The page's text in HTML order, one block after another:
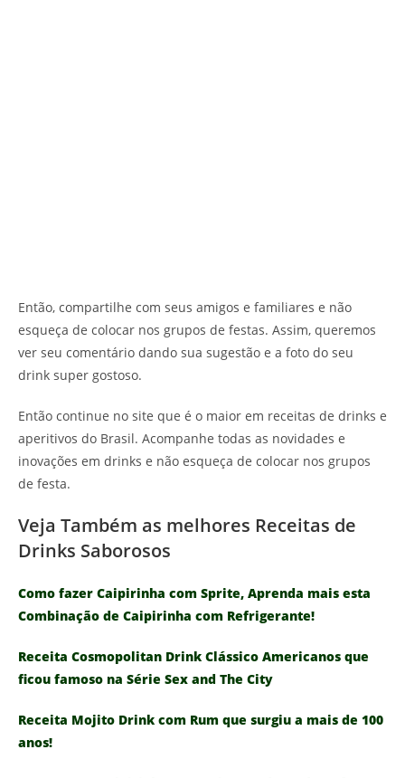
Então, compartilhe com seus amigos e familiares e não
esqueça de colocar nos grupos de festas. Assim, queremos
ver seu comentário dando sua sugestão e a foto do seu
drink super gostoso.
Então continue no site que é o maior em receitas de drinks e
aperitivos do Brasil. Acompanhe todas as novidades e
inovações em drinks e não esqueça de colocar nos grupos
de festa.
Veja Também as melhores Receitas de
Drinks Saborosos
Como fazer Caipirinha com Sprite, Aprenda mais esta
Combinação de Caipirinha com Refrigerante!
Receita Cosmopolitan Drink Clássico Americanos que
ficou famoso na Série Sex and The City
Receita Mojito Drink com Rum que surgiu a mais de 100
anos!